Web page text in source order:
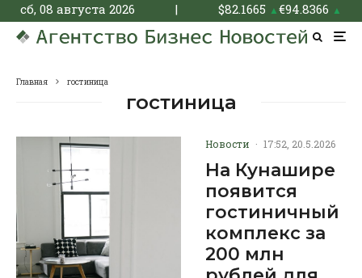
сб, 08 августа 2026 | $82.1665 ▲€94.8366 ▲
Главная гостиница
гостиница
Новости · 17:52, 20.5.2026
На Кунашире
появится
гостиничный
комплекс за
200 млн